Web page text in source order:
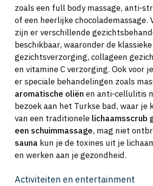
zoals een full body massage, anti-
of een heerlijke chocolademassage.
zijn er verschillende
beschikbaar, waaronder de klassieke
gezichtsverzorging, collageen
en vitamine C verzorging. Ook voor
er speciale behandelingen zoals
aromatische oliën en anti-cellulitis
bezoek aan het Turkse bad, waar je
van een traditionele lichaamsscrub
een schuimmassage, mag niet
sauna kun je de toxines uit je
en werken aan je gezondheid.
Activiteiten en entertainment